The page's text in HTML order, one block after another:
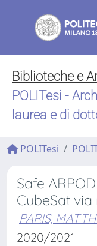
Biblioteche e
POLITesi -
laurea e di
POLITesi
Safe
CubeSat
PARIS,
2020/2021